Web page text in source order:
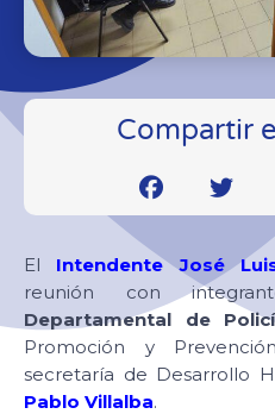
Compartir
El Intendente José
reunión con
Departamental de
Promoción y
secretaría de Desarrollo
Pablo Villalba.